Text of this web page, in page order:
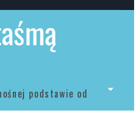
podstawie od